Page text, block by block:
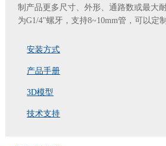
制产品更多尺寸、外形、通路数或最大
为G1/4"螺牙，支持8~10mm管，可以定制
安装方式
产品手册
3D模型
技术支持